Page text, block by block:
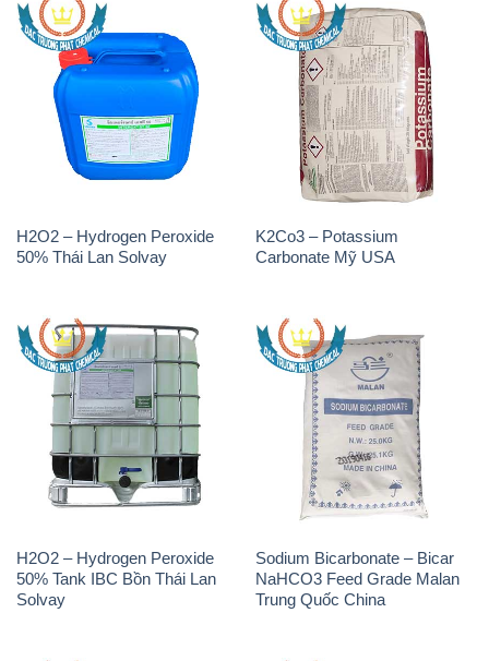
H2O2 – Hydrogen Peroxide
50% Thái Lan Solvay
K2Co3 – Potassium
Carbonate Mỹ USA
H2O2 – Hydrogen Peroxide
50% Tank IBC Bồn Thái Lan
Solvay
Sodium Bicarbonate – Bicar
NaHCO3 Feed Grade Malan
Trung Quốc China